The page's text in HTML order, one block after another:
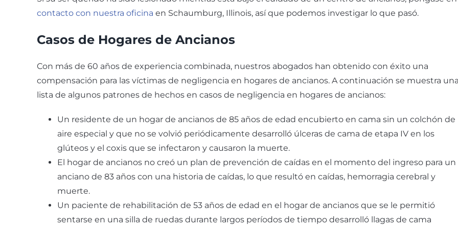
contacto con nuestra oficina en Schaumburg, Illinois, así que podemos investigar lo que pasó.
Casos de Hogares de Ancianos
Con más de 60 años de experiencia combinada, nuestros abogados han obtenido con éxito una
compensación para las víctimas de negligencia en hogares de ancianos. A continuación se muestra una
lista de algunos patrones de hechos en casos de negligencia en hogares de ancianos:
Un residente de un hogar de ancianos de 85 años de edad encubierto en cama sin un colchón de
aire especial y que no se volvió periódicamente desarrolló úlceras de cama de etapa IV en los
glúteos y el coxis que se infectaron y causaron la muerte.
El hogar de ancianos no creó un plan de prevención de caídas en el momento del ingreso para un
anciano de 83 años con una historia de caídas, lo que resultó en caídas, hemorragia cerebral y
muerte.
Un paciente de rehabilitación de 53 años de edad en el hogar de ancianos que se le permitió
sentarse en una silla de ruedas durante largos períodos de tiempo desarrolló llagas de cama